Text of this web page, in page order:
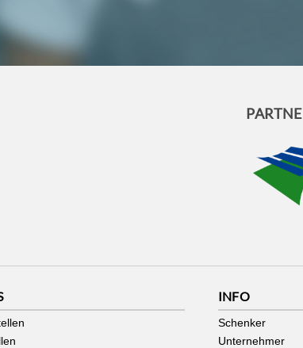
INFO
Schenker
Unternehmer